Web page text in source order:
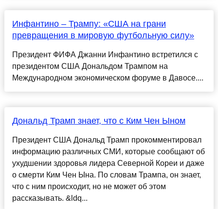
Инфантино – Трампу: «США на грани
превращения в мировую футбольную силу»
Президент ФИФА Джанни Инфантино встретился с
президентом США Дональдом Трампом на
Международном экономическом форуме в Давосе....
Дональд Трамп знает, что с Ким Чен Ыном
Президент США Дональд Трамп прокомментировал
информацию различных СМИ, которые сообщают об
ухудшении здоровья лидера Северной Кореи и даже
о смерти Ким Чен Ына. По словам Трампа, он знает,
что с ним происходит, но не может об этом
рассказывать. &ldq...